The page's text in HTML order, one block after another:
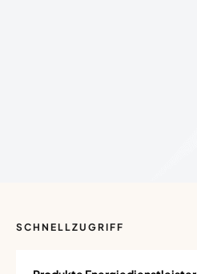
SCHNELLZUGRIFF